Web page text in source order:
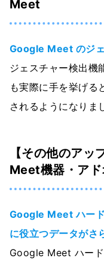
Meet
Google Meet のジ
ジェスチャー検出機
も実際に手を挙げ
されるようになりま
【その他のア
Meet機器・アド
Google Meet ハー
に役立つデータがさ
Google Meet ハード